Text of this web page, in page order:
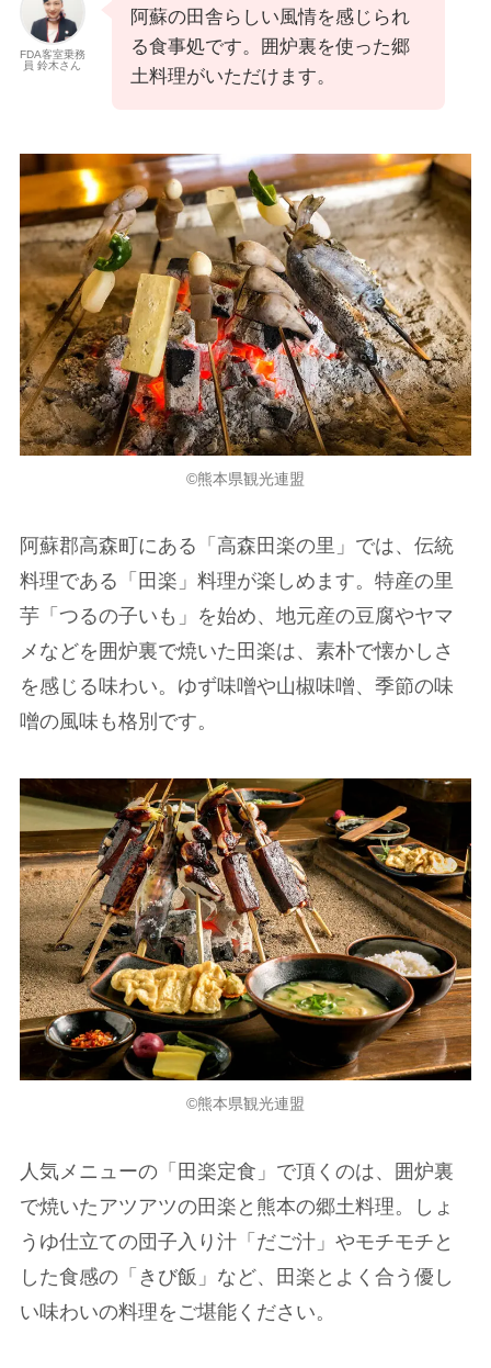
FDA客室乗務
員 鈴木さん
阿蘇の田舎らしい風情を感じられ
る食事処です。囲炉裏を使った郷
土料理がいただけます。
©熊本県観光連盟
阿蘇郡高森町にある「高森田楽の里」では、伝統
料理である「田楽」料理が楽しめます。特産の里
芋「つるの子いも」を始め、地元産の豆腐やヤマ
メなどを囲炉裏で焼いた田楽は、素朴で懐かしさ
を感じる味わい。ゆず味噌や山椒味噌、季節の味
噌の風味も格別です。
©熊本県観光連盟
人気メニューの「田楽定食」で頂くのは、囲炉裏
で焼いたアツアツの田楽と熊本の郷土料理。しょ
うゆ仕立ての団子入り汁「だご汁」やモチモチと
した食感の「きび飯」など、田楽とよく合う優し
い味わいの料理をご堪能ください。